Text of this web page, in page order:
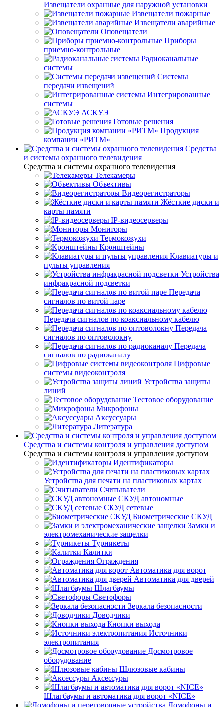
Извещатели охранные для наружной установки
Извещатели пожарные
Извещатели аварийные
Оповещатели
Приборы
приемно-контрольные
Радиоканальные
системы
Системы
передачи извещений
Интегрированные
системы
АСКУЭ
Готовые решения
Продукция
компании «РИТМ»
Средства
и системы охранного телевидения
Средства и системы охранного телевидения
Телекамеры
Объективы
Видеорегистраторы
Жёсткие диски и
карты памяти
IP-видеосерверы
Мониторы
Термокожухи
Кронштейны
Клавиатуры и
пульты управления
Устройства
инфракрасной подсветки
Передача
сигналов по витой паре
Передача сигналов по коаксиальному кабелю
Передача
сигналов по оптоволокну
Передача
сигналов по радиоканалу
Цифровые
системы видеоконтроля
Устройства защиты
линий
Тестовое оборудование
Микрофоны
Аксуссуары
Литература
Средства и системы контроля и управления доступом
Средства и системы контроля и управления доступом
Идентификаторы
Устройства для печати на пластиковых картах
Считыватели
СКУД автономные
СКУД сетевые
Биометрические СКУД
Замки и
электромеханические защелки
Турникеты
Калитки
Ограждения
Автоматика для ворот
Автоматика для дверей
Шлагбаумы
Светофоры
Зеркала безопасности
Доводчики
Кнопки выхода
Источники
электропитания
Досмотровое
оборудование
Шлюзовые кабины
Аксессуры
Шлагбаумы и автоматика для ворот «NICE»
Домофоны и